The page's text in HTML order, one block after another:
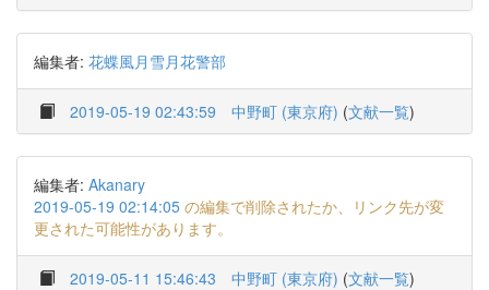
編集者: 花蝶風月雪月花警部
2019-05-19 02:43:59 中野町 (東京府) (文献一覧)
編集者: Akanary
2019-05-19 02:14:05 の編集で削除されたか、リンク先が変
更された可能性があります。
2019-05-11 15:46:43 中野町 (東京府) (文献一覧)